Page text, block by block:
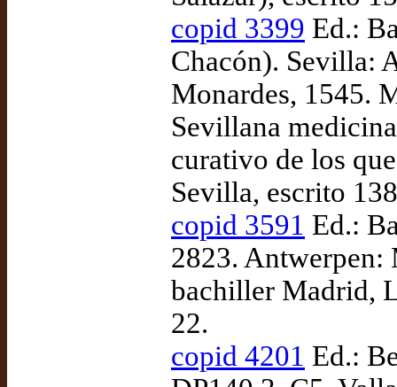
copid 3399 Ed.:
Chacón). Sevilla:
Monardes, 1545.
Sevillana
curativo de los
Sevilla, escrito
copid 3591 Ed.:
2823. Antwerpen:
bachiller Madrid,
22.
copid 4201 Ed.: